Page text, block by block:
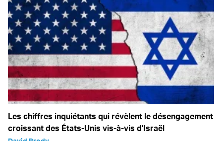
Les chiffres inquiétants qui révèlent le désengagement
croissant des États-Unis vis-à-vis d'Israël